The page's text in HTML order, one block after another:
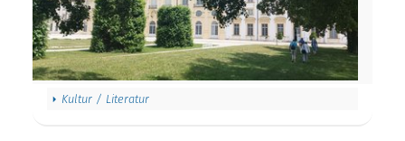
Kultur / Literatur